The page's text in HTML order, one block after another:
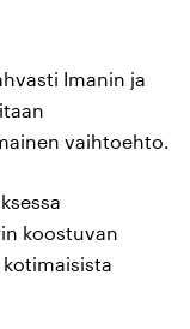
Imanin ja
vaihtoehto.
koostuvan